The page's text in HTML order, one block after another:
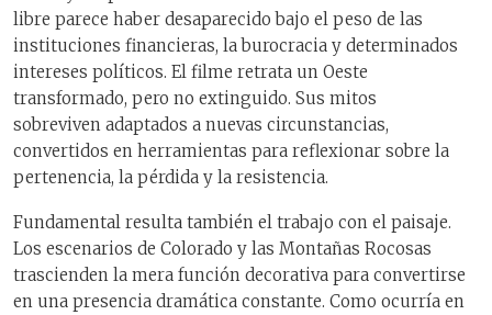
libre parece haber desaparecido bajo el peso de las
instituciones financieras, la burocracia y determinados
intereses políticos. El filme retrata un Oeste
transformado, pero no extinguido. Sus mitos
sobreviven adaptados a nuevas circunstancias,
convertidos en herramientas para reflexionar sobre la
pertenencia, la pérdida y la resistencia.
Fundamental resulta también el trabajo con el paisaje.
Los escenarios de Colorado y las Montañas Rocosas
trascienden la mera función decorativa para convertirse
en una presencia dramática constante. Como ocurría en